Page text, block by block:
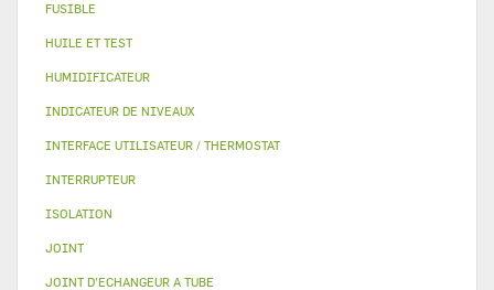
FUSIBLE
HUILE ET TEST
HUMIDIFICATEUR
INDICATEUR DE NIVEAUX
INTERFACE UTILISATEUR / THERMOSTAT
INTERRUPTEUR
ISOLATION
JOINT
JOINT D'ECHANGEUR A TUBE